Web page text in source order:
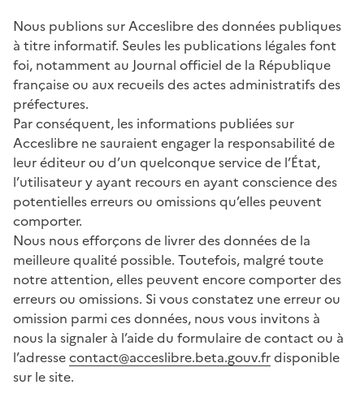
Nous publions sur Acceslibre des données publiques
à titre informatif. Seules les publications légales font
foi, notamment au Journal officiel de la République
française ou aux recueils des actes administratifs des
préfectures.
Par conséquent, les informations publiées sur
Acceslibre ne sauraient engager la responsabilité de
leur éditeur ou d’un quelconque service de l’État,
l’utilisateur y ayant recours en ayant conscience des
potentielles erreurs ou omissions qu’elles peuvent
comporter.
Nous nous efforçons de livrer des données de la
meilleure qualité possible. Toutefois, malgré toute
notre attention, elles peuvent encore comporter des
erreurs ou omissions. Si vous constatez une erreur ou
omission parmi ces données, nous vous invitons à
nous la signaler à l’aide du formulaire de contact ou à
l’adressecontact@acceslibre.beta.gouv.frdisponible
sur le site.